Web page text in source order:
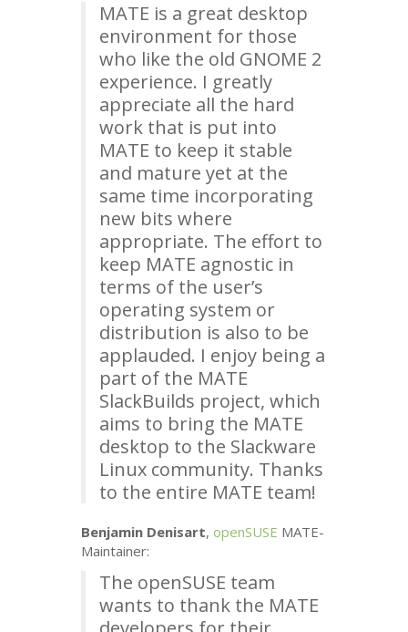
MATE is a great desktop
environment for those
who like the old GNOME 2
experience. I greatly
appreciate all the hard
work that is put into
MATE to keep it stable
and mature yet at the
same time incorporating
new bits where
appropriate. The effort to
keep MATE agnostic in
terms of the user’s
operating system or
distribution is also to be
applauded. I enjoy being a
part of the MATE
SlackBuilds project, which
aims to bring the MATE
desktop to the Slackware
Linux community. Thanks
to the entire MATE team!
Benjamin Denisart,openSUSE MATE-
Maintainer:
The openSUSE team
wants to thank the MATE